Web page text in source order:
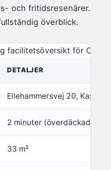
och fritidsresenärer.
överblick.
facilitetsöversikt för
DETALJER
Ellehammersvej 20,
2 minuter (överdäckad
33 m²